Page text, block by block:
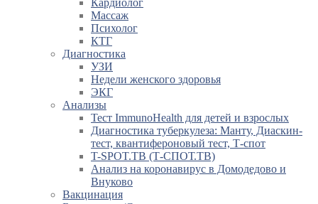
Кардиолог
Массаж
Психолог
КТГ
Диагностика
УЗИ
Недели женского здоровья
ЭКГ
Анализы
Тест ImmunoHealth для детей и взрослых
Диагностика туберкулеза: Манту, Диаскин-
тест, квантифероновый тест, Т-спот
T-SPOT.TB (Т-СПОТ.ТВ)
Анализ на коронавирус в Домодедово и
Внуково
Вакцинация